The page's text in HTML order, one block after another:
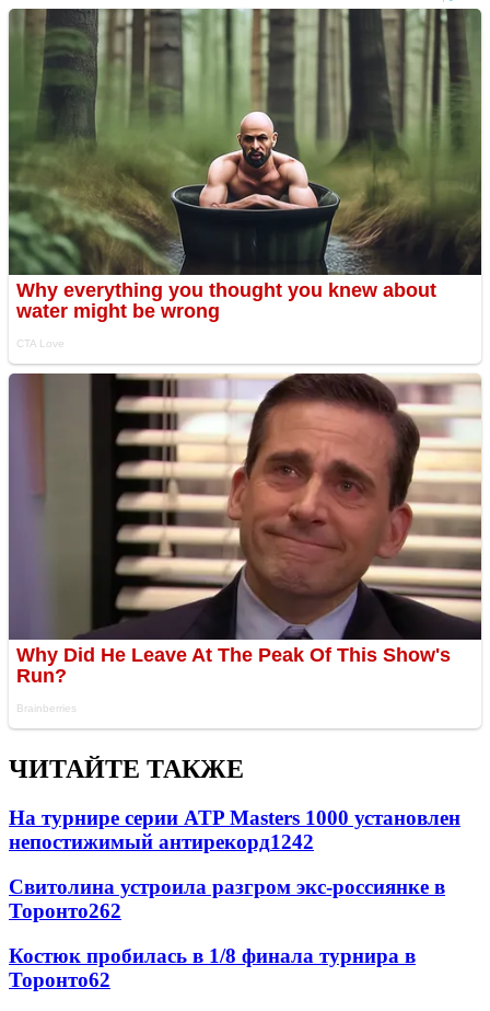
ЧИТАЙТЕ ТАКЖЕ
На турнире серии ATP Masters 1000 установлен
непостижимый антирекорд1242
Свитолина устроила разгром экс-россиянке в
Торонто262
Костюк пробилась в 1/8 финала турнира в
Торонто62